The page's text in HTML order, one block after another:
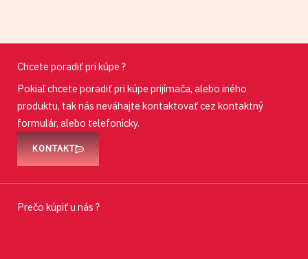
Chcete poradiť pri kúpe ?
Pokiaľ chcete poradiť pri kúpe prijímača, alebo iného
produktu, tak nás neváhajte kontaktovať cez kontaktný
formulár, alebo telefonicky.
KONTAKT
Prečo kúpiť u nás ?